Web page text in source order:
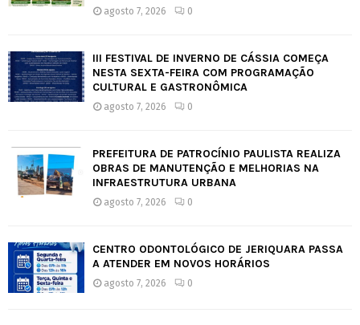
agosto 7, 2026 0
III FESTIVAL DE INVERNO DE CÁSSIA COMEÇA
NESTA SEXTA-FEIRA COM PROGRAMAÇÃO
CULTURAL E GASTRONÔMICA
agosto 7, 2026 0
PREFEITURA DE PATROCÍNIO PAULISTA REALIZA
OBRAS DE MANUTENÇÃO E MELHORIAS NA
INFRAESTRUTURA URBANA
agosto 7, 2026 0
CENTRO ODONTOLÓGICO DE JERIQUARA PASSA
A ATENDER EM NOVOS HORÁRIOS
agosto 7, 2026 0